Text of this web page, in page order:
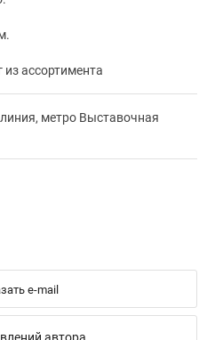
ассортимента
метро Выставочная
e-mail